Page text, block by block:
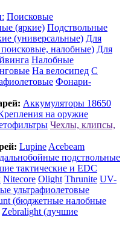
Поисковые
(яркие) Подствольные
(универсальные) Для
налобные) Для
Налобные
На велосипед С
Фонари-
Аккумуляторы 18650
на оружие
Чехлы, клипсы,
Lupine Acebeam
подствольные
тактические и EDC
Nitecore Olight Thrunite UV-
ультрафиолетовые
(бюджетные налобные
Zebralight (лучшие